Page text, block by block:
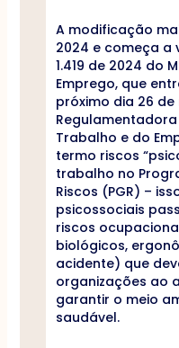
A modificação
2024 e começa a
1.419 de 2024 do
Emprego, que
próximo dia 26
Regulamentadora
Trabalho e do
termo riscos
trabalho no
Riscos (PGR) –
psicossociais
riscos
biológicos,
acidente) que
organizações ao
garantir o meio
saudável.